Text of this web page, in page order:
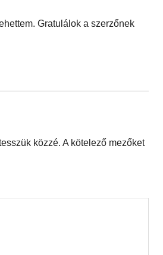
Gratulálok a szerzőnek
közzé. A kötelező mezőket